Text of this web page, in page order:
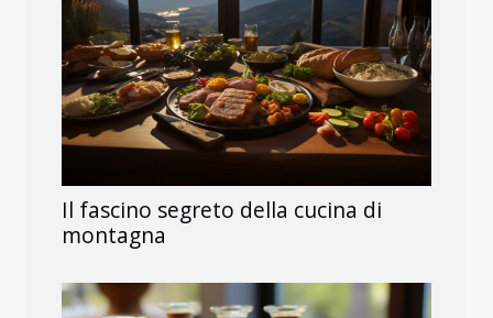
Il fascino segreto della cucina di
montagna